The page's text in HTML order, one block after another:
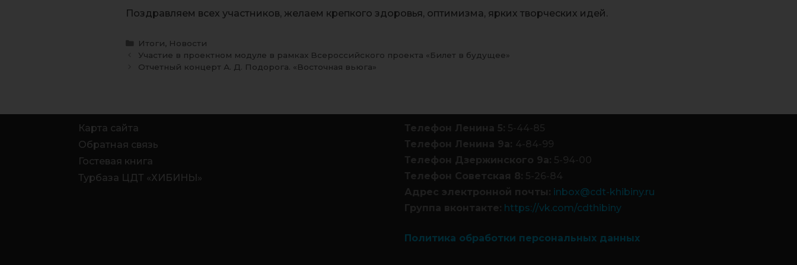
Поздравляем всех участников, желаем крепкого здоровья, оптимизма, ярких творческих идей.
Итоги
Новости
Участие в проектном модуле в рамках Всероссийского проекта «Билет в будущее»
Отчетный концерт А. Д. Подорога. «Восточная вьюга»
Карта сайта
Обратная связь
Гостевая книга
Турбаза ЦДТ «ХИБИНЫ»
inbox@cdt-khibiny.ru
https://vk.com/cdthibiny
Политика обработки персональных данных